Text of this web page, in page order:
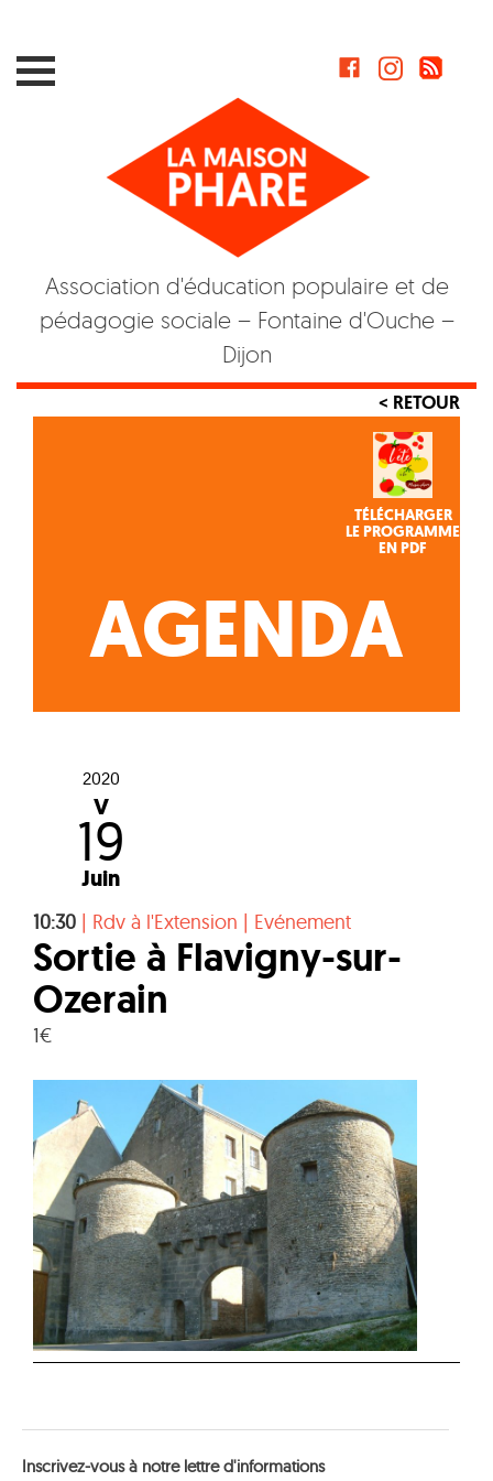
Association d'éducation populaire et de
pédagogie sociale – Fontaine d'Ouche –
Dijon
< RETOUR
TÉLÉCHARGER
LE PROGRAMME
EN PDF
AGENDA
2020
V
19
Juin
10:30 | Rdv à l'Extension | Evénement
Sortie à Flavigny-sur-
Ozerain
1€
Inscrivez-vous à notre lettre d'informations